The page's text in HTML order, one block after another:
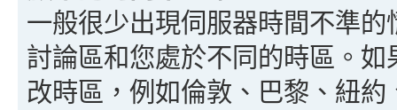
一般很少出現伺服器時間不準
討論區和您處於不同的時區。
改時區，例如倫敦、巴黎、紐